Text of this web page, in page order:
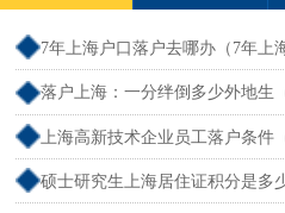
7年上海户口落户去哪办（7年上
落户上海：一分绊倒多少外地生
孩可以考上海大学吗）
上海高新技术企业员工落户条件
户）
硕士研究生上海居住证积分是多